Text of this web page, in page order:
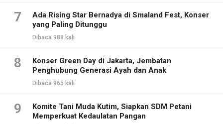
7
Ada Rising Star Bernadya di Smaland Fest, Konser
yang Paling Ditunggu
Dibaca 988 kali
8
Konser Green Day di Jakarta, Jembatan
Penghubung Generasi Ayah dan Anak
Dibaca 965 kali
9
Komite Tani Muda Kutim, Siapkan SDM Petani
Memperkuat Kedaulatan Pangan